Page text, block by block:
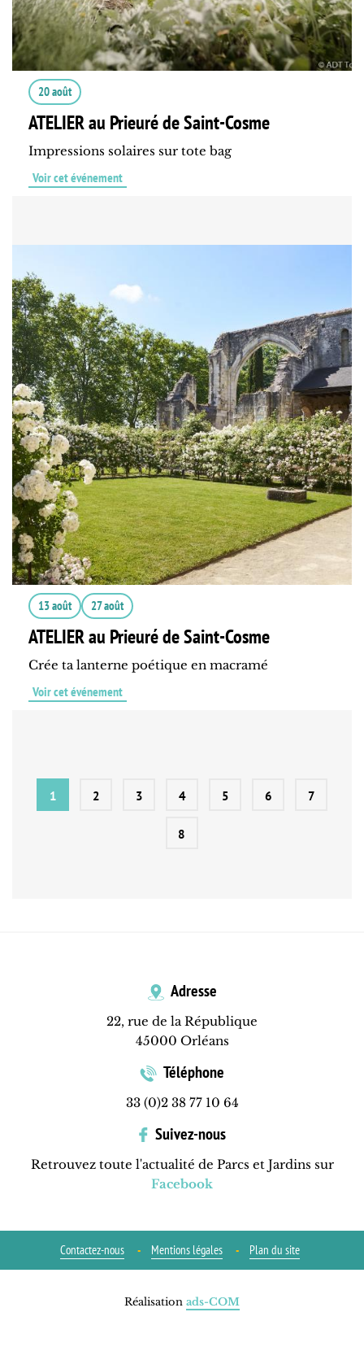
20 août
ATELIER au Prieuré de Saint-Cosme
Impressions solaires sur tote bag
Voir cet événement
13 août 27 août
ATELIER au Prieuré de Saint-Cosme
Crée ta lanterne poétique en macramé
Voir cet événement
1 2 3 4 5 6 7
8
Adresse
22, rue de la République
45000 Orléans
Téléphone
33 (0)2 38 77 10 64
Suivez-nous
Retrouvez toute l'actualité de Parcs et Jardins sur
Facebook
Contactez-nous Mentions légales Plan du site
Réalisation ads-COM